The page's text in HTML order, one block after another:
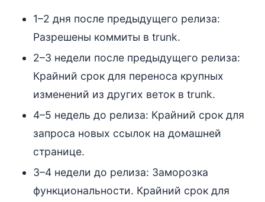
1–2 дня после предыдущего релиза:
Разрешены коммиты в trunk.
2–3 недели после предыдущего релиза:
Крайний срок для переноса крупных
изменений из других веток в trunk.
4–5 недель до релиза: Крайний срок для
запроса новых ссылок на домашней
странице.
3–4 недели до релиза: Заморозка
функциональности. Крайний срок для